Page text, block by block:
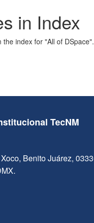
in Index
index for "All of DSpace".
TecNM
Benito Juárez,